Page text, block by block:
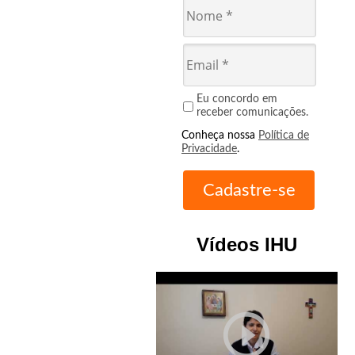
Eu concordo em
receber comunicações.
Conheça nossa Política de
Privacidade.
Vídeos IHU
play_circle_outline